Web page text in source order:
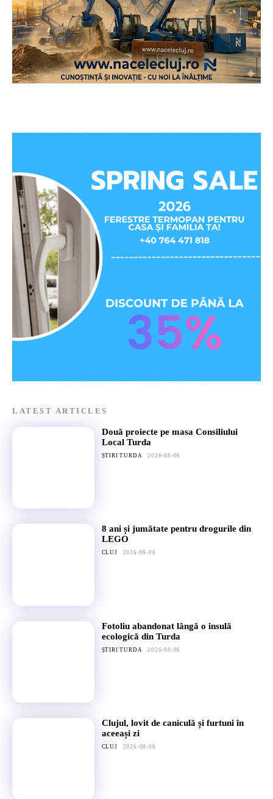
LATEST ARTICLES
Două proiecte pe masa Consiliului
Local Turda
ȘTIRI TURDA 2026-08-06
8 ani și jumătate pentru drogurile din
LEGO
CLUJ 2026-08-06
Fotoliu abandonat lângă o insulă
ecologică din Turda
ȘTIRI TURDA 2026-08-06
Clujul, lovit de caniculă și furtuni în
aceeași zi
CLUJ 2026-08-06